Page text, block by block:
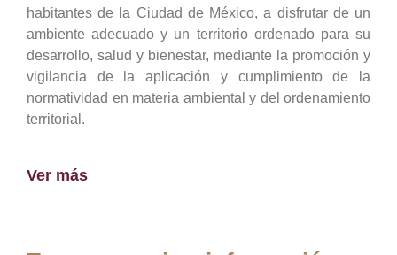
habitantes de la Ciudad de México, a disfrutar de un
ambiente adecuado y un territorio ordenado para su
desarrollo, salud y bienestar, mediante la promoción y
vigilancia de la aplicación y cumplimiento de la
normatividad en materia ambiental y del ordenamiento
territorial.
Ver más